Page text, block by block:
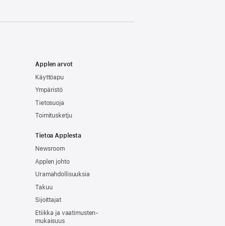
Applen arvot
Käyttöapu
Ympäristö
Tietosuoja
Toimitusketju
Tietoa Applesta
Newsroom
Applen johto
Uramahdollisuuksia
Takuu
Sijoittajat
Etiikka ja vaatimusten­
mukaisuus